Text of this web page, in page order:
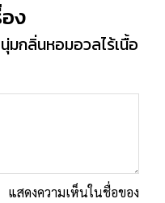
ง
กลิ่นหอมอวลไร้เนื้อ
แสดงความเห็นในชื่อของ